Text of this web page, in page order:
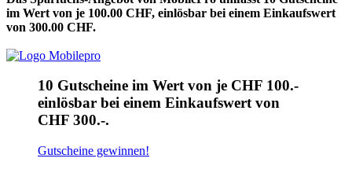
im Wert von je 100.00 CHF, einlösbar bei einem Einkaufswert
von 300.00 CHF.
10 Gutscheine im Wert von je CHF 100.-
einlösbar bei einem Einkaufswert von
CHF 300.-.
Gutscheine gewinnen!